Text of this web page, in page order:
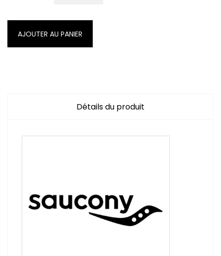
AJOUTER AU PANIER
Détails du produit